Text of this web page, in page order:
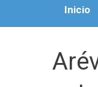
Inicio